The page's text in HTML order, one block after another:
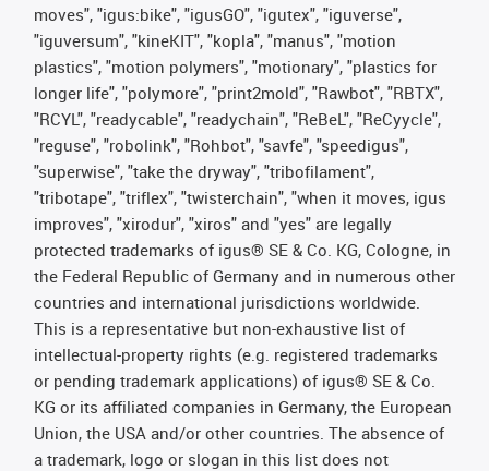
moves", "igus:bike", "igusGO", "igutex", "iguverse",
"iguversum", "kineKIT", "kopla", "manus", "motion
plastics", "motion polymers", "motionary", "plastics for
longer life", "polymore", "print2mold", "Rawbot", "RBTX",
"RCYL", "readycable", "readychain", "ReBeL", "ReCyycle",
"reguse", "robolink", "Rohbot", "savfe", "speedigus",
"superwise", "take the dryway", "tribofilament",
"tribotape", "triflex", "twisterchain", "when it moves, igus
improves", "xirodur", "xiros" and "yes" are legally
protected trademarks of igus® SE & Co. KG, Cologne, in
the Federal Republic of Germany and in numerous other
countries and international jurisdictions worldwide.
This is a representative but non-exhaustive list of
intellectual-property rights (e.g. registered trademarks
or pending trademark applications) of igus® SE & Co.
KG or its affiliated companies in Germany, the European
Union, the USA and/or other countries. The absence of
a trademark, logo or slogan in this list does not